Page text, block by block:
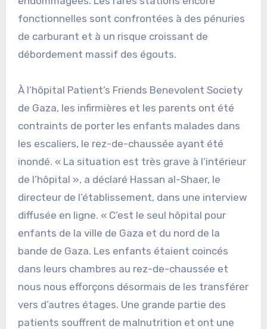
fonctionnelles sont confrontées à des pénuries
de carburant et à un risque croissant de
débordement massif des égouts.
À l’hôpital Patient’s Friends Benevolent Society
de Gaza, les infirmières et les parents ont été
contraints de porter les enfants malades dans
les escaliers, le rez-de-chaussée ayant été
inondé. « La situation est très grave à l’intérieur
de l’hôpital », a déclaré Hassan al-Shaer, le
directeur de l’établissement, dans une interview
diffusée en ligne. « C’est le seul hôpital pour
enfants de la ville de Gaza et du nord de la
bande de Gaza. Les enfants étaient coincés
dans leurs chambres au rez-de-chaussée et
nous nous efforçons désormais de les transférer
vers d’autres étages. Une grande partie des
patients souffrent de malnutrition et ont une